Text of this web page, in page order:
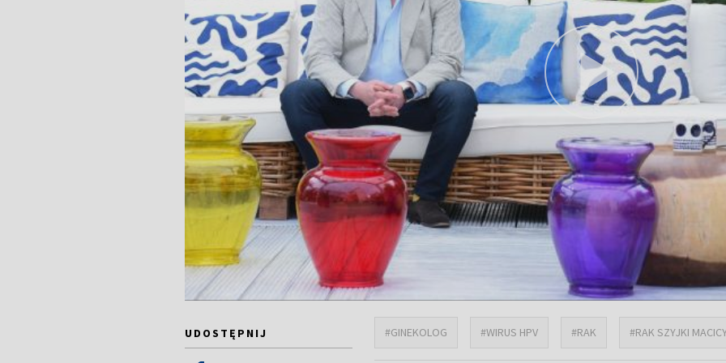
UDOSTĘPNIJ #GINEKOLOG #WIRUS HPV #RAK #RAK SZYJKI